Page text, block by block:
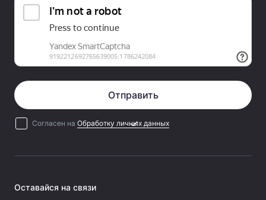
Отправить
Согласен на Обработку личных данных
Оставайся на связи